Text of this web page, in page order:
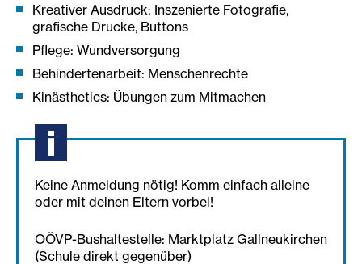
Kreativer Ausdruck: Inszenierte Fotografie,
grafische Drucke, Buttons
Pflege: Wundversorgung
Behindertenarbeit: Menschenrechte
Kinästhetics: Übungen zum Mitmachen
Keine Anmeldung nötig! Komm einfach alleine
oder mit deinen Eltern vorbei!
OÖVP-Bushaltestelle: Marktplatz Gallneukirchen
(Schule direkt gegenüber)